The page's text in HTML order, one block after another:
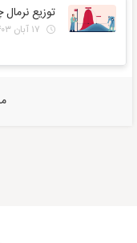
توزیع